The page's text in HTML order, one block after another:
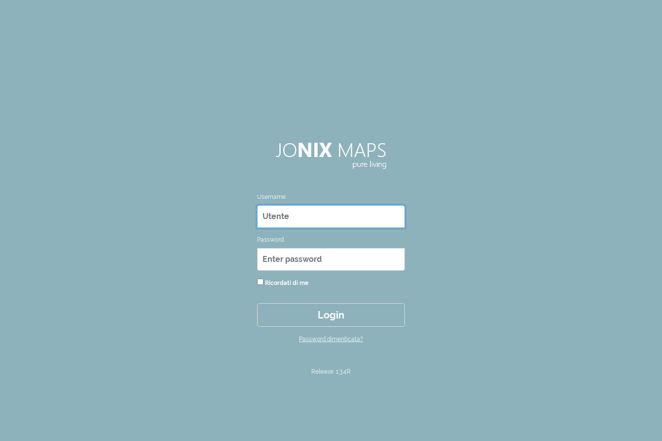
Username
Password
Ricordati di me
Login
Password dimenticata?
Release: 1.3.4R